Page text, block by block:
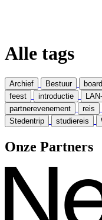
Alle tags
Archief Bestuur
feest
introductie
partnerevenement
reis
Stedentrip
studiereis
Onze Partners